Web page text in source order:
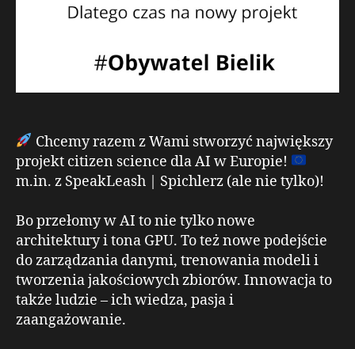
Chcemy razem z Wami stworzyć największy
projekt citizen science dla AI w Europie!
m.in. z SpeakLeash | Spichlerz (ale nie tylko)!
Bo przełomy w AI to nie tylko nowe
architektury i tona GPU. To też nowe podejście
do zarządzania danymi, trenowania modeli i
tworzenia jakościowych zbiorów. Innowacja to
także ludzie – ich wiedza, pasja i
zaangażowanie.